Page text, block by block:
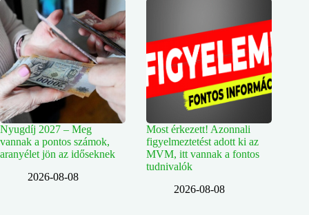
Nyugdíj 2027 – Meg
vannak a pontos számok,
aranyélet jön az időseknek
2026-08-08
Most érkezett! Azonnali
figyelmeztetést adott ki az
MVM, itt vannak a fontos
tudnivalók
2026-08-08